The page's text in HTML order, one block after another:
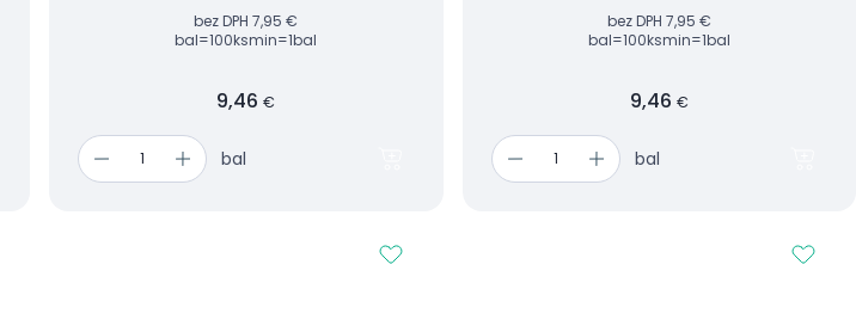
bez DPH 7,95 €
bal=100ksmin=1bal
9,46€
bal
bez DPH 7,95 €
bal=100ksmin=1bal
9,46 €
bal